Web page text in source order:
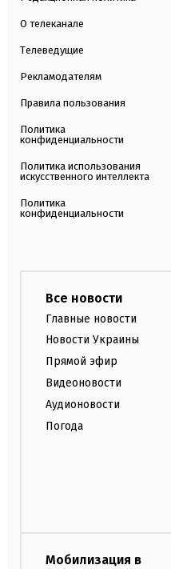
О телеканале
Телеведущие
Рекламодателям
Правила пользования
Политика
конфиденциальности
Политика использования
искусственного интеллекта
Политика
конфиденциальности
Все новости
Главные новости
Новости Украины
Прямой эфир
Видеоновости
Аудионовости
Погода
Мобилизация в